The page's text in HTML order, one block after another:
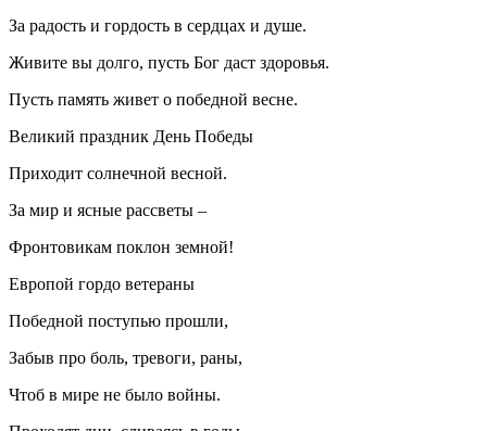
За радость и гордость в сердцах и душе.
Живите вы долго, пусть Бог даст здоровья.
Пусть память живет о победной весне.
Великий праздник День Победы
Приходит солнечной весной.
За мир и ясные рассветы –
Фронтовикам поклон земной!
Европой гордо ветераны
Победной поступью прошли,
Забыв про боль, тревоги, раны,
Чтоб в мире не было войны.